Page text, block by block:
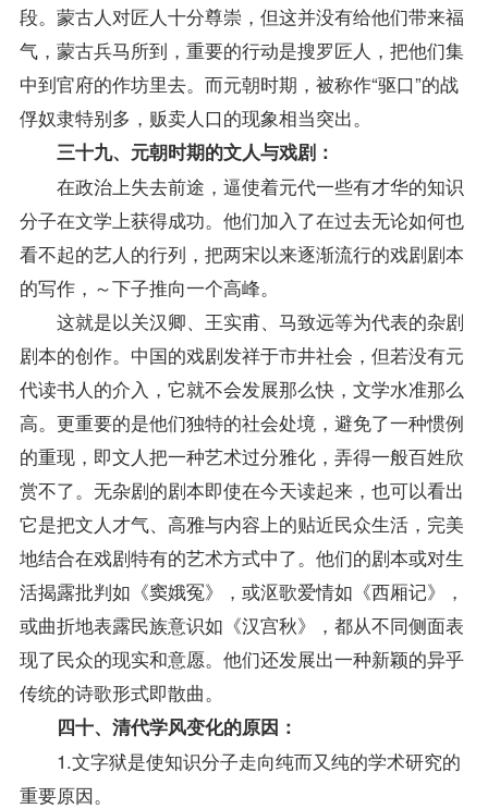
段。蒙古人对匠人十分尊崇，但这并没有给他们带来福
气，蒙古兵马所到，重要的行动是搜罗匠人，把他们集
中到官府的作坊里去。而元朝时期，被称作“驱口”的战
俘奴隶特别多，贩卖人口的现象相当突出。
三十九、元朝时期的文人与戏剧：
在政治上失去前途，逼使着元代一些有才华的知识
分子在文学上获得成功。他们加入了在过去无论如何也
看不起的艺人的行列，把两宋以来逐渐流行的戏剧剧本
的写作，～下子推向一个高峰。
这就是以关汉卿、王实甫、马致远等为代表的杂剧
剧本的创作。中国的戏剧发祥于市井社会，但若没有元
代读书人的介入，它就不会发展那么快，文学水准那么
高。更重要的是他们独特的社会处境，避免了一种惯例
的重现，即文人把一种艺术过分雅化，弄得一般百姓欣
赏不了。无杂剧的剧本即使在今天读起来，也可以看出
它是把文人才气、高雅与内容上的贴近民众生活，完美
地结合在戏剧特有的艺术方式中了。他们的剧本或对生
活揭露批判如《窦娥冤》，或沤歌爱情如《西厢记》，
或曲折地表露民族意识如《汉宫秋》，都从不同侧面表
现了民众的现实和意愿。他们还发展出一种新颖的异乎
传统的诗歌形式即散曲。
四十、清代学风变化的原因：
1.文字狱是使知识分子走向纯而又纯的学术研究的
重要原因。